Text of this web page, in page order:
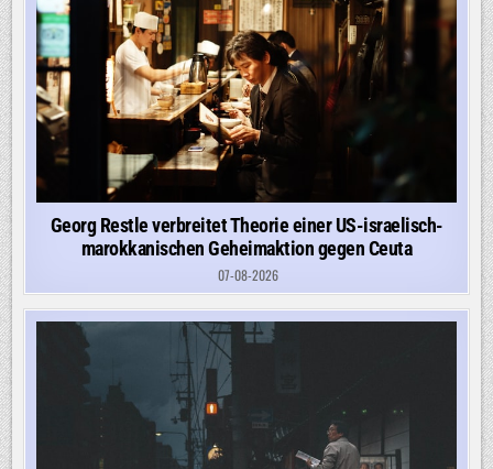
Georg Restle verbreitet Theorie einer US-israelisch-
marokkanischen Geheimaktion gegen Ceuta
07-08-2026